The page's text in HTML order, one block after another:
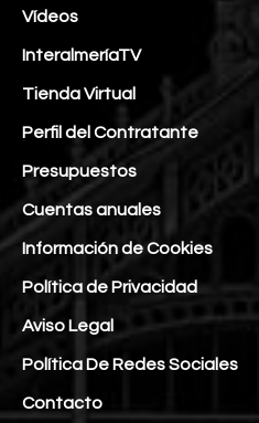
Vídeos
InteralmeríaTV
Tienda Virtual
Perfil del Contratante
Presupuestos
Cuentas anuales
Información de Cookies
Política de Privacidad
Aviso Legal
Política De Redes Sociales
Contacto